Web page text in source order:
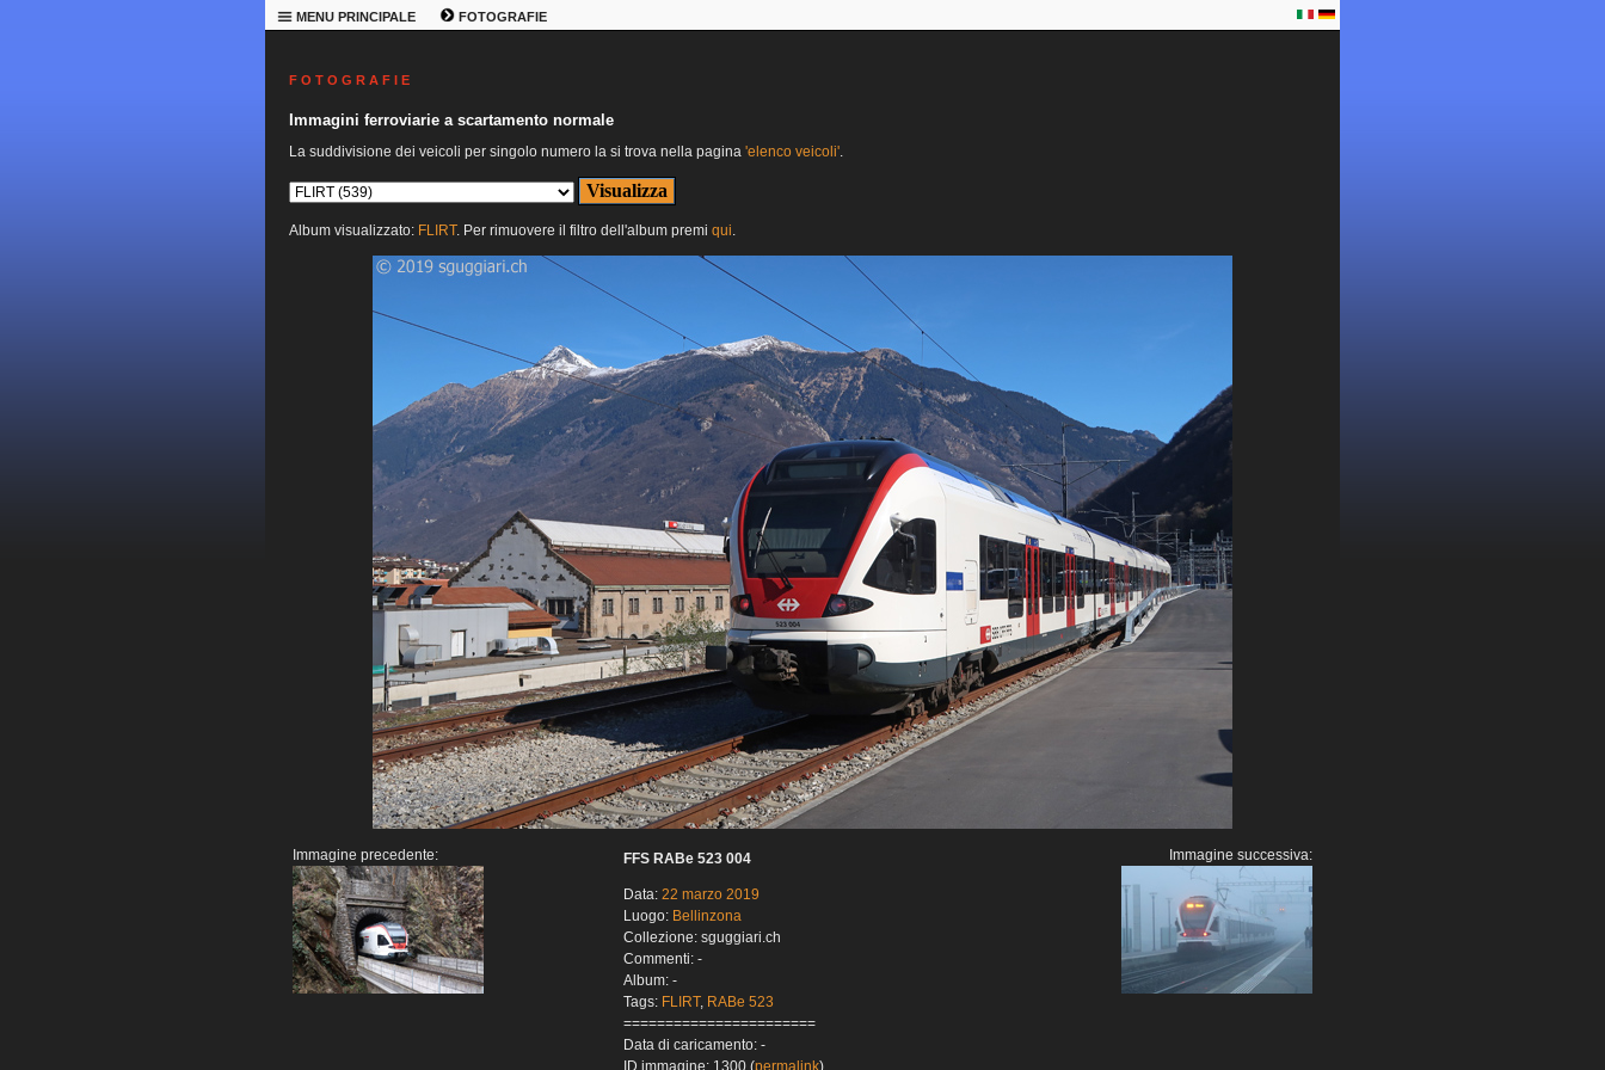
MENU PRINCIPALE FOTOGRAFIE
F O T O G R A F I E
Immagini ferroviarie a scartamento normale
La suddivisione dei veicoli per singolo numero la si trova nella pagina 'elenco veicoli'.
Album visualizzato: FLIRT. Per rimuovere il filtro dell'album premi qui.
Immagine precedente: FFS RABe 523 004
Data: 22 marzo 2019
Luogo: Bellinzona
Collezione: sguggiari.ch
Commenti: -
Album: -
Tags: FLIRT, RABe 523
=======================
Data di caricamento: -
Immagine successiva: